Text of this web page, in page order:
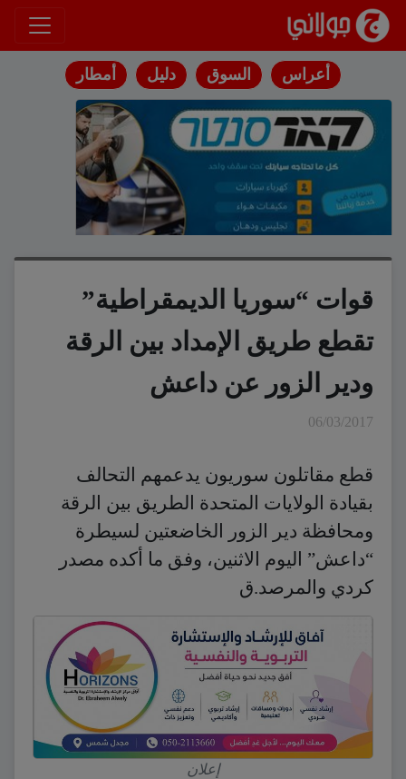
انتقل إلى المحتوى
أعراس السوق دليل أمطار
قوات “سوريا الديمقراطية”
تقطع طريق الإمداد بين الرقة
ودير الزور عن داعش
06/03/2017
قطع مقاتلون سوريون يدعمهم التحالف
بقيادة الولايات المتحدة الطريق بين الرقة
ومحافظة دير الزور الخاضعتين لسيطرة
“داعش” اليوم الاثنين، وفق ما أكده مصدر
كردي والمرصد.ق
إعلان